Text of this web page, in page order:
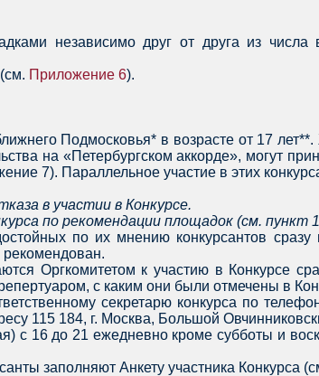
независимо друг от друга из числа
Приложение 6).
Подмосковья* в возрасте от 17
на «Петербургском аккорде», могут
7). Параллельное участие в этих
в участии в Конкурсе.
по рекомендации площадок (см. пункт
по их мнению конкурсантов сразу
рекомендован.
Оргкомитетом к участию в Конкурсе
с каким они были отмечены в
секретарю конкурса по
115 184, г. Москва, Большой
с 16 до 21 ежедневно кроме субботы и
заполняют Анкету участника Конкурса